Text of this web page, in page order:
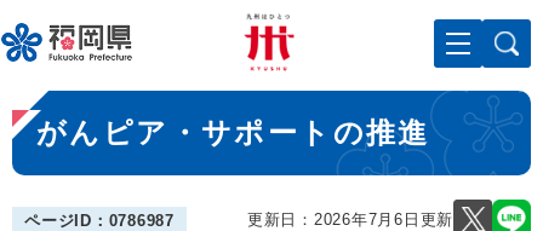
ー
ジ
先
頭
で
メニューを飛ばして本文へ
本
文
がんピア・サポートの推進
ページID：0786987 更新日：2026年7月6日更新